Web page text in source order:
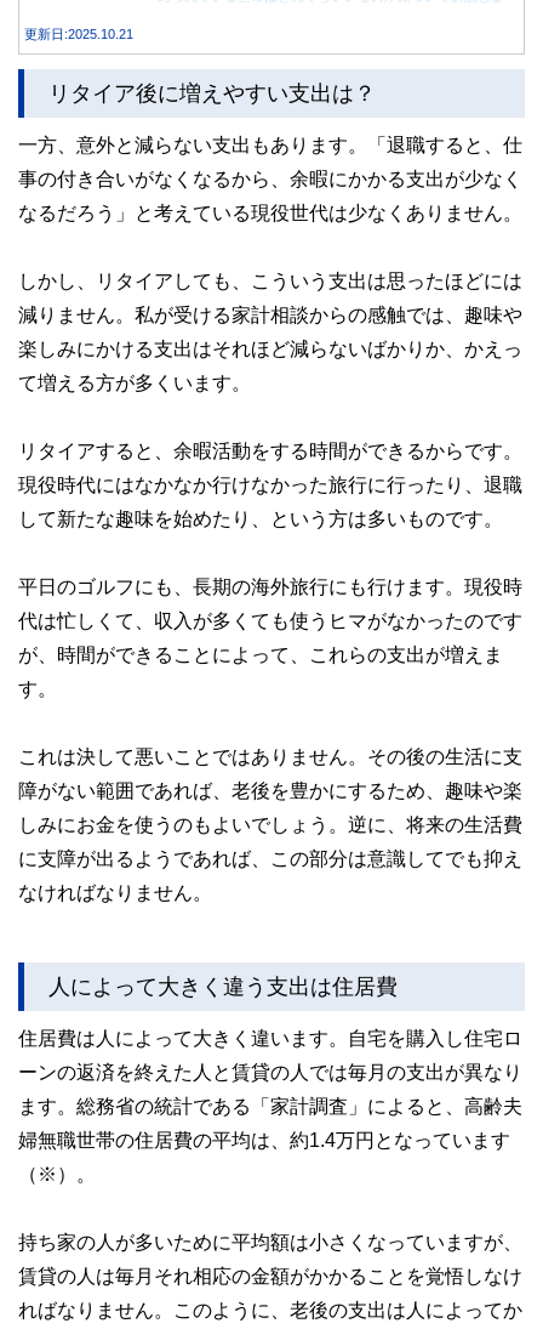
更新日:2025.10.21
リタイア後に増えやすい支出は？
一方、意外と減らない支出もあります。「退職すると、仕
事の付き合いがなくなるから、余暇にかかる支出が少なく
なるだろう」と考えている現役世代は少なくありません。
しかし、リタイアしても、こういう支出は思ったほどには
減りません。私が受ける家計相談からの感触では、趣味や
楽しみにかける支出はそれほど減らないばかりか、かえっ
て増える方が多くいます。
リタイアすると、余暇活動をする時間ができるからです。
現役時代にはなかなか行けなかった旅行に行ったり、退職
して新たな趣味を始めたり、という方は多いものです。
平日のゴルフにも、長期の海外旅行にも行けます。現役時
代は忙しくて、収入が多くても使うヒマがなかったのです
が、時間ができることによって、これらの支出が増えま
す。
これは決して悪いことではありません。その後の生活に支
障がない範囲であれば、老後を豊かにするため、趣味や楽
しみにお金を使うのもよいでしょう。逆に、将来の生活費
に支障が出るようであれば、この部分は意識してでも抑え
なければなりません。
人によって大きく違う支出は住居費
住居費は人によって大きく違います。自宅を購入し住宅ロ
ーンの返済を終えた人と賃貸の人では毎月の支出が異なり
ます。総務省の統計である「家計調査」によると、高齢夫
婦無職世帯の住居費の平均は、約1.4万円となっています
（※）。
持ち家の人が多いために平均額は小さくなっていますが、
賃貸の人は毎月それ相応の金額がかかることを覚悟しなけ
ればなりません。このように、老後の支出は人によってか